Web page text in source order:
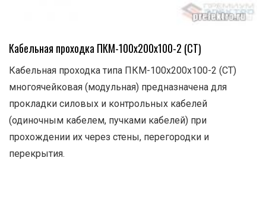
Кабельная проходка ПКМ-100х200х100-2 (СТ)
Кабельная проходка типа ПКМ-100х200х100-2 (СТ)
многоячейковая (модульная) предназначена для
прокладки силовых и контрольных кабелей
(одиночным кабелем, пучками кабелей) при
прохождении их через стены, перегородки и
перекрытия.